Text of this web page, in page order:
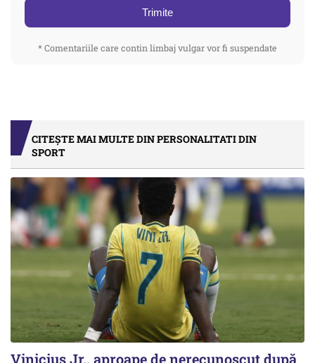
Trimite
* Comentariile care contin limbaj vulgar vor fi suspendate
CITEȘTE MAI MULTE DIN PERSONALITATI DIN
SPORT
Vinicius Jr., aproape de nerecunoscut după